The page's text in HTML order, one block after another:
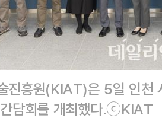
진흥원(KIAT)은 5일 인천
담회를 개최했다.ⓒKIAT